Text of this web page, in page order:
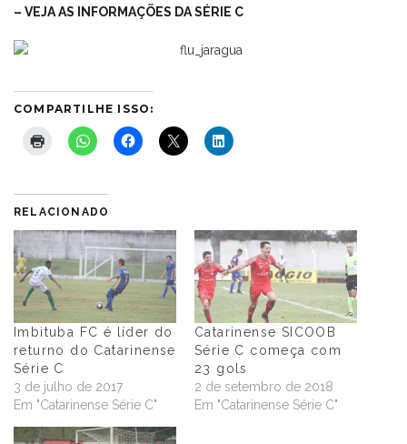
– VEJA AS INFORMAÇÕES DA SÉRIE C
COMPARTILHE ISSO:
RELACIONADO
Imbituba FC é líder do
returno do Catarinense
Série C
3 de julho de 2017
Em "Catarinense Série C"
Catarinense SICOOB
Série C começa com
23 gols
2 de setembro de 2018
Em "Catarinense Série C"